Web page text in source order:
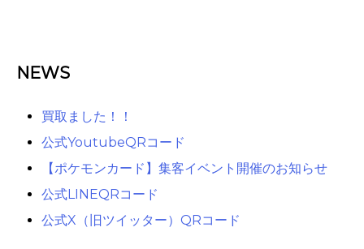
NEWS
買取ました！！
公式YoutubeQRコード
【ポケモンカード】集客イベント開催のお知らせ
公式LINEQRコード
公式X（旧ツイッター）QRコード